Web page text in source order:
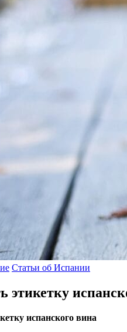
Статьи об Испании
этикетку
испанского вина